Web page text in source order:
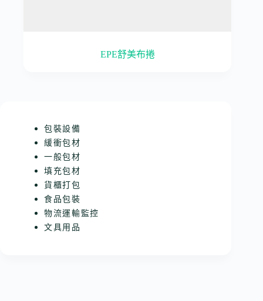
EPE舒美布捲
包裝設備
緩衝包材
一般包材
填充包材
貨櫃打包
食品包裝
物流運輸監控
文具用品